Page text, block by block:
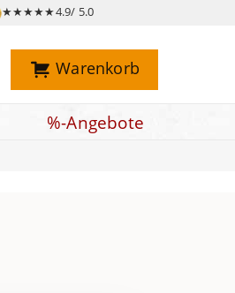
★★★★★4.9/ 5.0
Warenkorb
%-Angebote